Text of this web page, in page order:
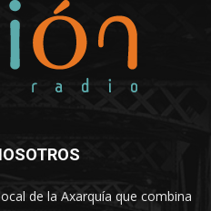
de la Axarquía que combina